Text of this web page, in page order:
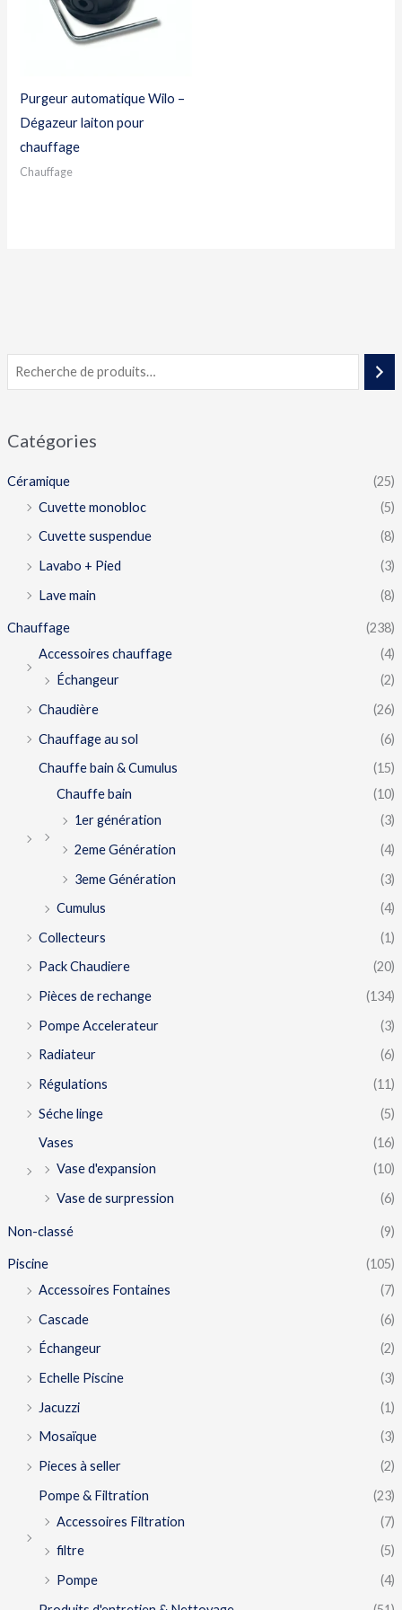
Catégories
Céramique
(25)
Cuvette monobloc
(5)
Cuvette suspendue
(8)
Lavabo + Pied
(3)
Lave main
(8)
Chauffage
(238)
Accessoires chauffage
(4)
Échangeur
(2)
Chaudière
(26)
Chauffage au sol
(6)
Chauffe bain & Cumulus
(15)
Chauffe bain
(10)
1er génération
(3)
2eme Génération
(4)
3eme Génération
(3)
Cumulus
(4)
Collecteurs
(1)
Pack Chaudiere
(20)
Pièces de rechange
(134)
Pompe Accelerateur
(3)
Radiateur
(6)
Régulations
(11)
Séche linge
(5)
Vases
(16)
Vase d'expansion
(10)
Vase de surpression
(6)
Non-classé (9)
Piscine
(105)
Accessoires Fontaines
(7)
Cascade
(6)
Échangeur
(2)
Echelle Piscine
(3)
Jacuzzi
(1)
Mosaïque
(3)
Pieces à seller
(2)
Pompe & Filtration
(23)
Accessoires Filtration
(7)
filtre
(5)
Pompe
(4)
Purgeur automatique Wilo –
Dégazeur laiton pour
chauffage
Chauffage